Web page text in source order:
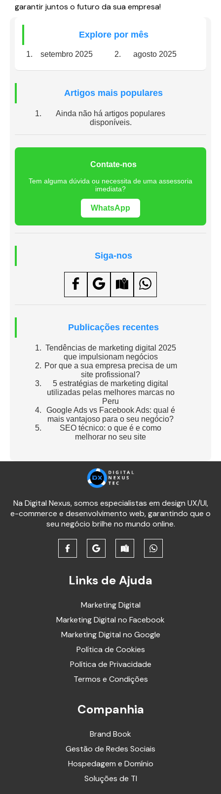
garantir juntos o futuro da sua empresa!
Explore por mês
setembro 2025 agosto 2025
Artigos mais populares
Ainda não há artigos populares
disponíveis.
Contate-nos
Tem alguma dúvida ou necessita de uma assessoria
imediata?
WhatsApp
Siga-nos
Publicações recentes
Tendências de marketing digital 2025
que impulsionam negócios
Por que a sua empresa precisa de um
site profissional?
5 estratégias de marketing digital
utilizadas pelas melhores marcas no
Peru
Google Ads vs Facebook Ads: qual é
mais vantajoso para o seu negócio?
SEO técnico: o que é e como
melhorar no seu site
Na Digital Nexus, somos especialistas em design UX/UI,
e-commerce e desenvolvimento web, garantindo que o
seu negócio brilhe no mundo online.
Links de Ajuda
Marketing Digital
Marketing Digital no Facebook
Marketing Digital no Google
Política de Cookies
Política de Privacidade
Termos e Condições
Companhia
Brand Book
Gestão de Redes Sociais
Hospedagem e Domínio
Soluções de TI